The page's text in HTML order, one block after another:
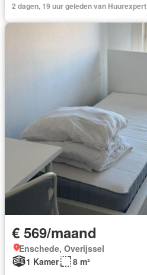
2 dagen, 19 uur geleden van Huurexpert
€ 569/maand
Enschede, Overijssel
1 Kamer
8 m²